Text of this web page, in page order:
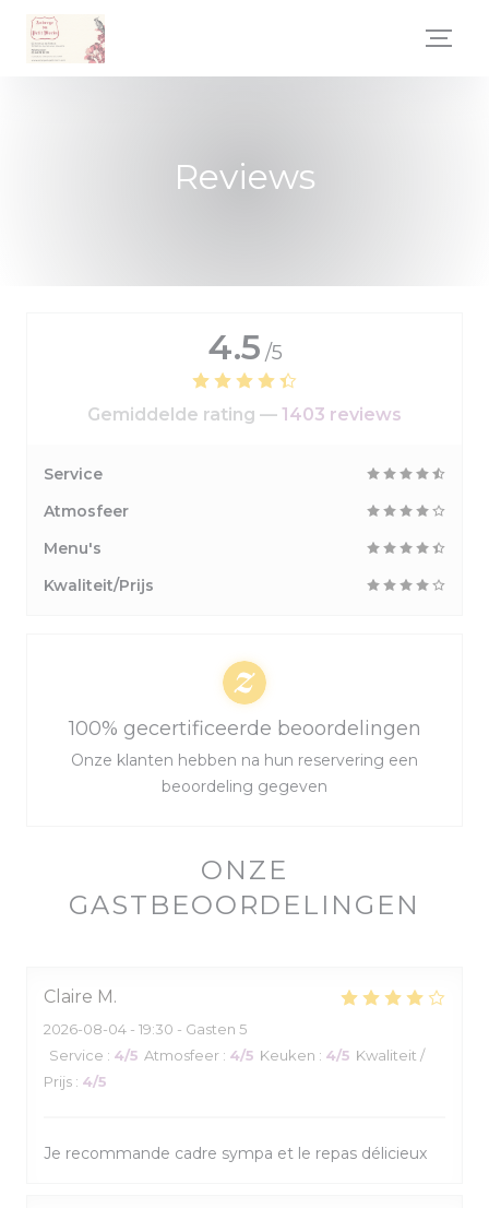
Cookies beheer paneel
Reviews
ONZE
GASTBEOORDELINGEN
Claire M
2026-08-04 - 19:30 - Gasten 5
Service : 4/5 Atmosfeer : 4/5 Keuken : 4/5 Kwaliteit /
Prijs : 4/5
Je recommande cadre sympa et le repas délicieux
4.5 /5
Gemiddelde rating — 1403 reviews
Service
Atmosfeer
Menu's
Kwaliteit/Prijs
100% gecertificeerde beoordelingen
Onze klanten hebben na hun reservering een
beoordeling gegeven